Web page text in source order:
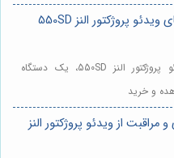
⭐️ 💡 چگونه از تمام قابلیت‌های ویدئو پروژکتور النز 550SD
ویدئو پروژکتور در تهران - ویدئو پروژکتور النز 550SD، یک دستگاه
و خرید
از ویدئو پروژکتور النز